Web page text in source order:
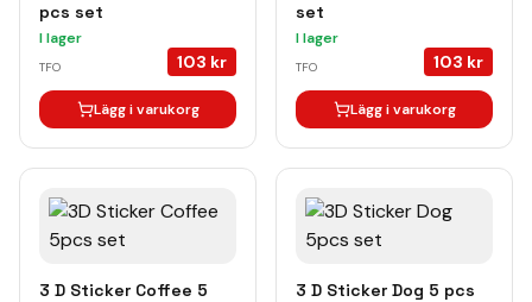
pcs set
I lager
TFO 103 kr
Lägg i varukorg
set
I lager
TFO 103 kr
Lägg i varukorg
3 D Sticker Coffee 5
3 D Sticker Dog 5 pcs